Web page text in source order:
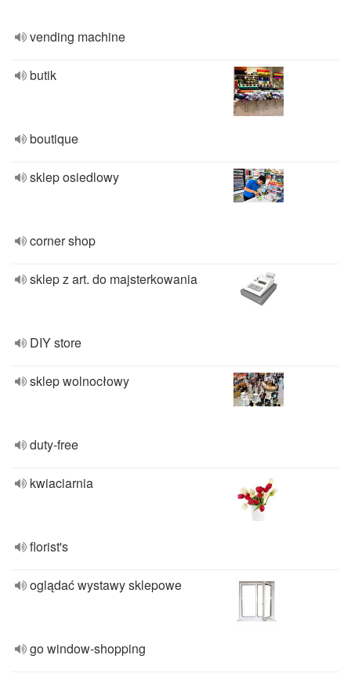
vending machine
butik
boutique
sklep osiedlowy
corner shop
sklep z art. do majsterkowania
DIY store
sklep wolnocłowy
duty-free
kwiaciarnia
florist's
oglądać wystawy sklepowe
go window-shopping